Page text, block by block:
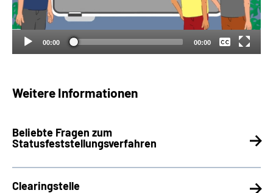
00:00 00:00
Keine
Deutsch
Weitere Informationen
Beliebte Fragen zum
Statusfeststellungsverfahren
Clearingstelle